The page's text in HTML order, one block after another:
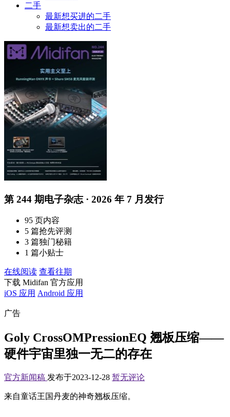
二手
最新想买进的二手
最新想卖出的二手
第 244 期电子杂志 · 2026 年 7 月发行
95 页内容
5 篇抢先评测
3 篇独门秘籍
1 篇小贴士
在线阅读 查看往期
下载 Midifan 官方应用
iOS 应用 Android 应用
广告
Goly CrossOMPressionEQ 翘板压缩——
硬件宇宙里独一无二的存在
官方新闻稿 发布于2023-12-28 暂无评论
来自童话王国丹麦的神奇翘板压缩。